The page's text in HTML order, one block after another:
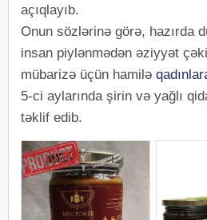
açıqlayıb.
Onun sözlərinə görə, hazırda
insan piylənmədən əziyyət
mübarizə üçün hamilə
5-ci aylarında şirin və yağlı
təklif edib.